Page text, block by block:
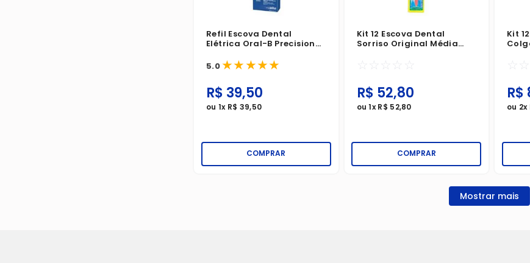
Refil Escova Dental
Elétrica Oral-B Precision
Com 4 Unidades
5.0★★★★★
R$ 39,50
ou 1x R$ 39,50
COMPRAR
Kit 12 Escova Dental
Sorriso Original Média
☆ ☆ ☆ ☆ ☆
R$ 52,80
ou1xR$ 52,80
COMPRAR
Kit
☆ ☆
R$
ou 2x
Mostrar mais